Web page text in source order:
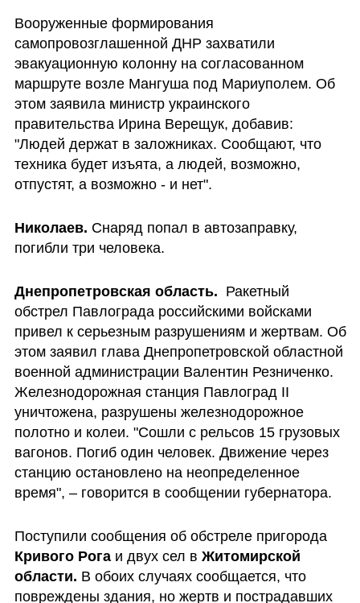
Вооруженные формирования
самопровозглашенной ДНР захватили
эвакуационную колонну на согласованном
маршруте возле Мангуша под Мариуполем. Об
этом заявила министр украинского
правительства Ирина Верещук, добавив:
"Людей держат в заложниках. Сообщают, что
техника будет изъята, а людей, возможно,
отпустят, а возможно - и нет".
Николаев. Снаряд попал в автозаправку,
погибли три человека.
Днепропетровская область.
  Ракетный
обстрел Павлограда российскими войсками
привел к серьезным разрушениям и жертвам. Об
этом заявил глава Днепропетровской областной
военной администрации Валентин Резниченко.
Железнодорожная станция Павлоград II
уничтожена, разрушены железнодорожное
полотно и колеи. "Сошли с рельсов 15 грузовых
вагонов. Погиб один человек. Движение через
станцию остановлено на неопределенное
время", – говорится в сообщении губернатора.
Поступили сообщения об обстреле пригорода
Кривого Рога и двух сел в Житомирской
области. В обоих случаях сообщается, что
повреждены здания, но жертв и пострадавших